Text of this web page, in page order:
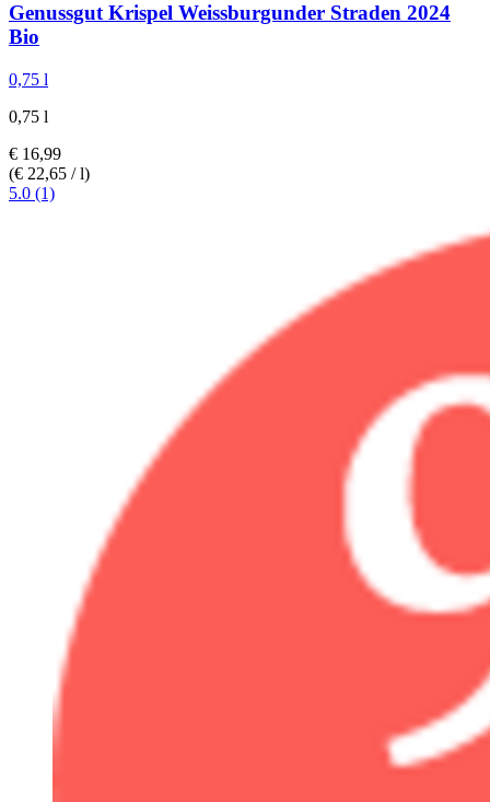
Genussgut Krispel Weissburgunder Straden 2024
Bio
0,75 l
0,75 l
€ 16,99
(€ 22,65 / l)
5.0 (1)